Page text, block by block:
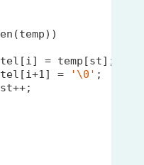
(temp))
1] = '\0' ;